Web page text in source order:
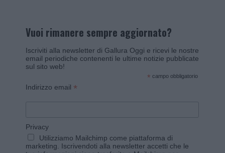
Vuoi rimanere sempre aggiornato?
Iscriviti alla newsletter di Gallura Oggi e ricevi le nostre
email periodiche contenenti le ultime notizie pubblicate
sul sito web!
* campo obbligatorio
Indirizzo email *
Privacy
Utilizziamo Mailchimp come piattaforma di
marketing. Iscrivendoti alla newsletter accetti che le